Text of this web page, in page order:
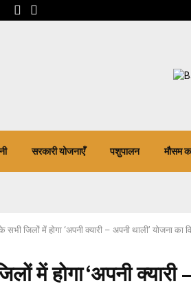
सरकारी योजनाएँ पशुपालन मौसम
सभी जिलों में होगा ‘अपनी क्यारी – अपनी थाली’ योजना का
में होगा ‘अपनी क्यारी